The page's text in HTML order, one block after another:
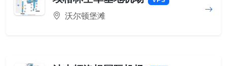
沃尔顿堡滩